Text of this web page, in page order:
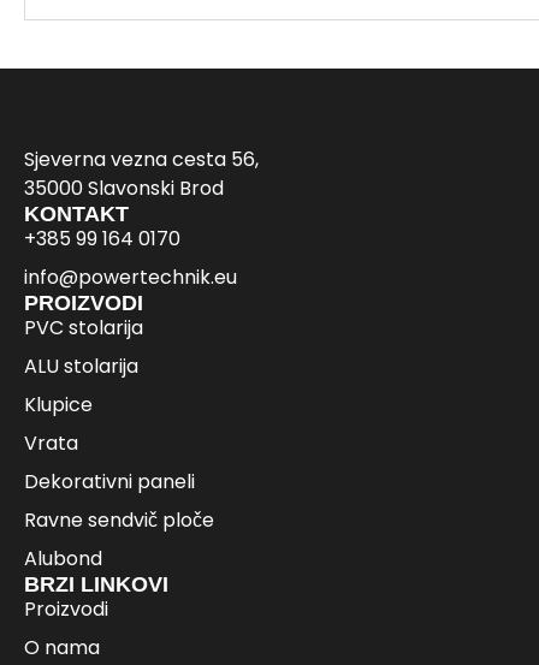
Sjeverna vezna cesta 56,
35000 Slavonski Brod
KONTAKT
+385 99 164 0170
info@powertechnik.eu
PROIZVODI
PVC stolarija
ALU stolarija
Klupice
Vrata
Dekorativni paneli
Ravne sendvič ploče
Alubond
BRZI LINKOVI
Proizvodi
O nama